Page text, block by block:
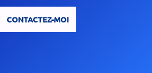
CONTACTEZ-MOI